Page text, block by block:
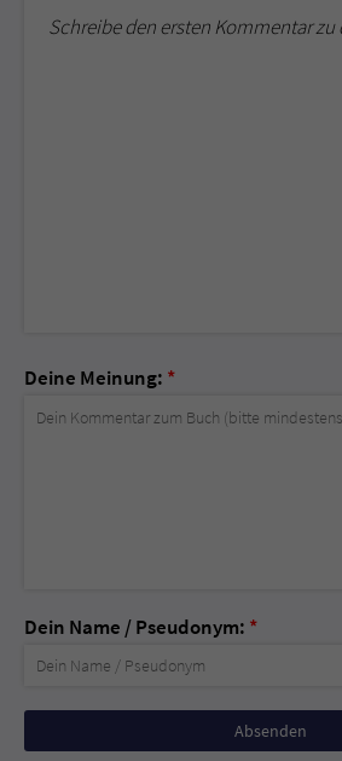
Schreibe den ersten Kommentar zu
Deine Meinung: *
Dein Name / Pseudonym: *
Nicht
ausfüllen!